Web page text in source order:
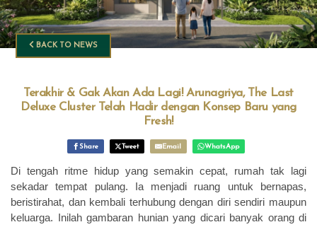
BACK TO NEWS
Terakhir & Gak Akan Ada Lagi! Arunagriya, The Last
Deluxe Cluster Telah Hadir dengan Konsep Baru yang
Fresh!
Share Tweet Email WhatsApp
Di tengah ritme hidup yang semakin cepat, rumah tak lagi
sekadar tempat pulang. Ia menjadi ruang untuk bernapas,
beristirahat, dan kembali terhubung dengan diri sendiri maupun
keluarga. Inilah gambaran hunian yang dicari banyak orang di